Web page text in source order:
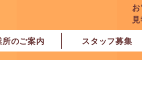
のご案内
覧・奈良市
ぽれぽれ学園前
ぽれぽれ登美ヶ
ぽれぽれ四条大
ぽれぽれ東登美
ぽれぽれケアセ
覧・橿原市 ぽれぽれ中和
ぽれぽれ橿原在
ぽれぽれケアセ
ぽれぽれ白橿コ
ぽれぽれ八木西
橿原市地域包括
スタッフ募集